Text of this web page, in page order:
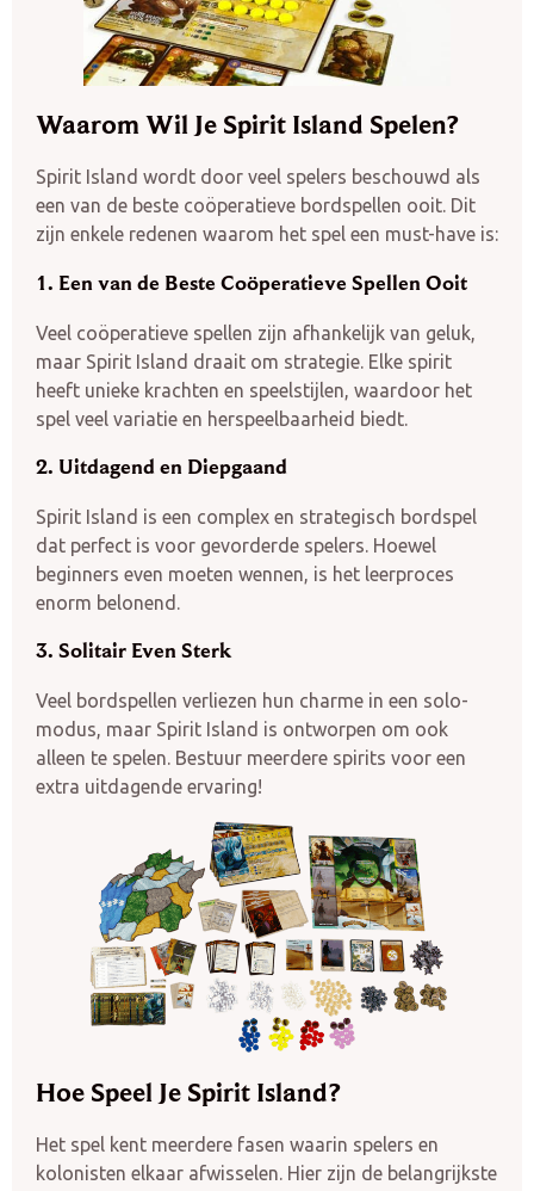
Waarom Wil Je Spirit Island Spelen?
Spirit Island wordt door veel spelers beschouwd als
een van de beste coöperatieve bordspellen ooit. Dit
zijn enkele redenen waarom het spel een must-have is:
1. Een van de Beste Coöperatieve Spellen Ooit
Veel coöperatieve spellen zijn afhankelijk van geluk,
maar Spirit Island draait om strategie. Elke spirit
heeft unieke krachten en speelstijlen, waardoor het
spel veel variatie en herspeelbaarheid biedt.
2. Uitdagend en Diepgaand
Spirit Island is een complex en strategisch bordspel
dat perfect is voor gevorderde spelers. Hoewel
beginners even moeten wennen, is het leerproces
enorm belonend.
3. Solitair Even Sterk
Veel bordspellen verliezen hun charme in een solo-
modus, maar Spirit Island is ontworpen om ook
alleen te spelen. Bestuur meerdere spirits voor een
extra uitdagende ervaring!
Hoe Speel Je Spirit Island?
Het spel kent meerdere fasen waarin spelers en
kolonisten elkaar afwisselen. Hier zijn de belangrijkste